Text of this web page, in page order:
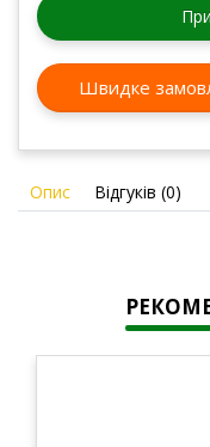
Швидке
Опис Відгуків (0)